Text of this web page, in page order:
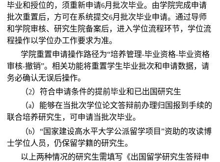
毕业和授位的，须重新申请6月批次毕业。由学院完成申请
批次重置后，方可在系统提交6月批次毕业申请。通过导师
和学院审核、研究生院备案后，进入学位流程环节，学位流
程操作以学位办工作要求为准。
学院重置申请操作路径为“培养管理-毕业资格-毕业资格
审核-撤销”。相关功能将重置学生毕业批次和申请数据，请
务必确认无误后操作。
（2）符合申请条件的提前毕业和已出国研究生
（a）能够在当批次学位论文答辩前办理归国报到手续的
联合培养研究生，可申请当批次毕业。
（b）“国家建设高水平大学公派留学项目”资助的攻读博
士学位人员，仍保留学籍的研究生。
以上两种情况的研究生需填写《出国留学研究生答辩申